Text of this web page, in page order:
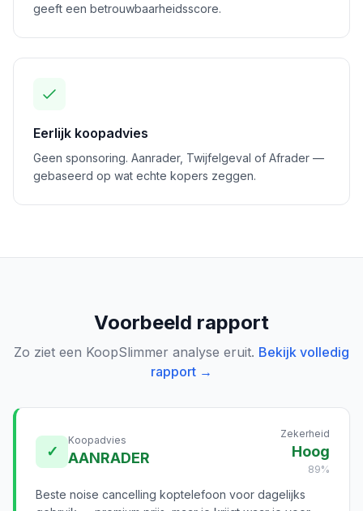
geeft een betrouwbaarheidsscore.
Eerlijk koopadvies
Geen sponsoring. Aanrader, Twijfelgeval of Afrader —
gebaseerd op wat echte kopers zeggen.
Voorbeeld rapport
Zo ziet een KoopSlimmer analyse eruit. Bekijk volledig
rapport →
✓
Koopadvies
AANRADER
Zekerheid
Hoog
89%
Beste noise cancelling koptelefoon voor dagelijks